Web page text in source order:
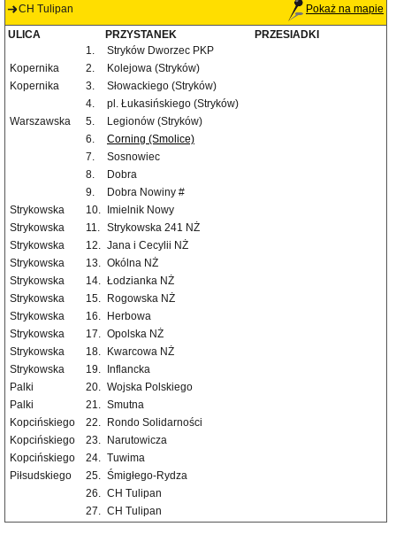
CH Tulipan Pokaż na mapie
ULICA PRZYSTANEK
PRZESIADKI
1.
Stryków Dworzec PKP
Kopernika
2.
Kolejowa (Stryków)
Kopernika
3.
Słowackiego (Stryków)
4.
pl. Łukasińskiego (Stryków)
Warszawska
5.
Legionów (Stryków)
6.
Corning (Smolice)
7.
Sosnowiec
8.
Dobra
9.
Dobra Nowiny #
Strykowska
10.
Imielnik Nowy
Strykowska
11. Strykowska 241 NŻ
Strykowska
12. Jana i Cecylii NŻ
Strykowska
13. Okólna NŻ
Strykowska
14. Łodzianka NŻ
Strykowska
15.
Rogowska NŻ
Strykowska
16.
Herbowa
Strykowska
17. Opolska NŻ
Strykowska
18.
Kwarcowa NŻ
Strykowska
19.
Inflancka
Palki
20. Wojska Polskiego
Palki
21. Smutna
Kopcińskiego
22.
Rondo Solidarności
Kopcińskiego
23.
Narutowicza
Kopcińskiego
24. Tuwima
Piłsudskiego
25. Śmigłego-Rydza
26. CH Tulipan
27. CH Tulipan